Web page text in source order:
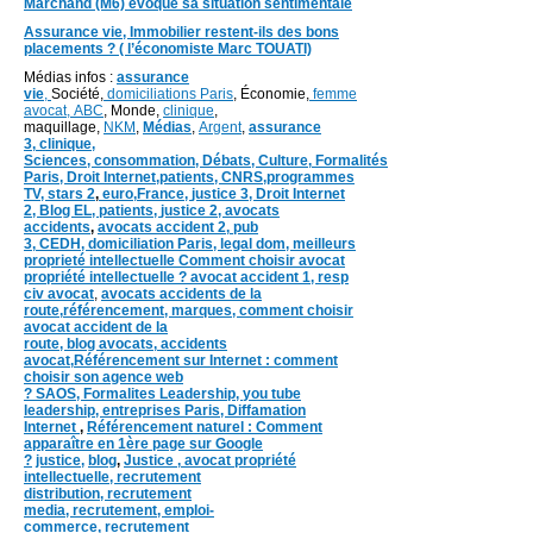
Marchand (M6) évoque sa situation sentimentale
Assurance vie, Immobilier restent-ils des bons
placements ? ( l’économiste Marc TOUATI)
Médias infos : assurance
vie, Société, domiciliations Paris, Économie, femme
avocat, ABC, Monde, clinique,
maquillage, NKM , Médias, Argent, assurance
3, clinique,
Sciences, consommation, Débats, Culture, Formalités
Paris, Droit Internet,patients, CNRS,programmes
TV, stars 2, euro,France, justice 3, Droit Internet
2, Blog EL, patients, justice 2, avocats
accidents, avocats accident 2, pub
3, CEDH, domiciliation Paris, legal dom, meilleurs
proprieté intellectuelle Comment choisir avocat
propriété intellectuelle ? avocat accident 1, resp
civ avocat, avocats accidents de la
route,référencement, marques, comment choisir
avocat accident de la
route, blog avocats, accidents
avocat,Référencement sur Internet : comment
choisir son agence web
? SAOS, Formalites Leadership, you tube
leadership, entreprises Paris, Diffamation
Internet , Référencement naturel : Comment
apparaître en 1ère page sur Google
? justice, blog, Justice , avocat propriété
intellectuelle, recrutement
distribution, recrutement
media, recrutement, emploi-
commerce, recrutement